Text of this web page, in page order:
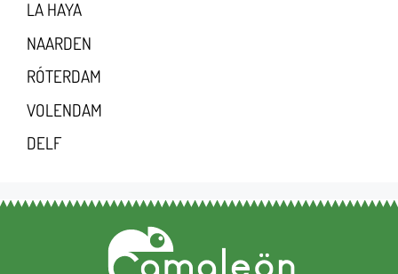
LA HAYA
NAARDEN
RÓTERDAM
VOLENDAM
DELF